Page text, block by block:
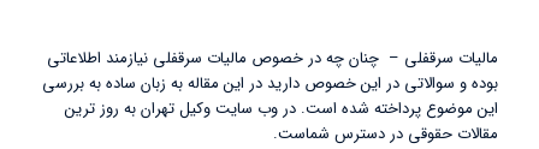
مالیات سرقفلی – چنان چه در خصوص مالیات سرقفلی نیازمند اطلاعاتی
بوده و سوالاتی در این خصوص دارید در این مقاله به زبان ساده به بررسی
این موضوع پرداخته شده است. در وب سایت وکیل تهران به روز ترین
مقالات حقوقی در دسترس شماست.